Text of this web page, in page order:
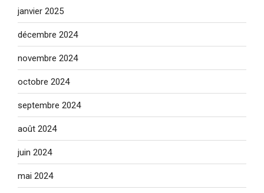
janvier 2025
décembre 2024
novembre 2024
octobre 2024
septembre 2024
août 2024
juin 2024
mai 2024